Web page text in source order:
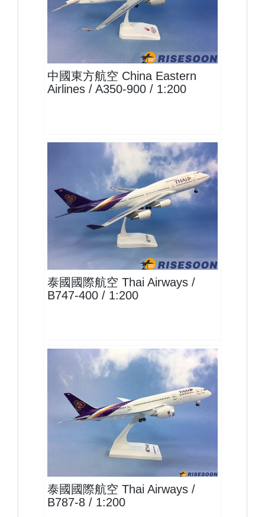
CES20A359P02
查看
中國東方航空 China Eastern
Airlines / A350-900 / 1:200
THA20B744P03
查看
泰國國際航空 Thai Airways /
B747-400 / 1:200
THA20B788P01
泰國國際航空 Thai Airways /
B787-8 / 1:200